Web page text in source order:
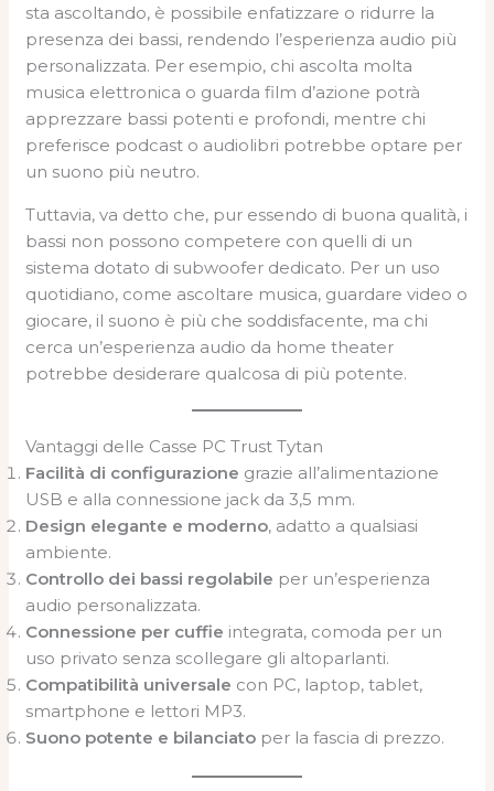
sta ascoltando, è possibile enfatizzare o ridurre la
presenza dei bassi, rendendo l’esperienza audio più
personalizzata. Per esempio, chi ascolta molta
musica elettronica o guarda film d’azione potrà
apprezzare bassi potenti e profondi, mentre chi
preferisce podcast o audiolibri potrebbe optare per
un suono più neutro.
Tuttavia, va detto che, pur essendo di buona qualità, i
bassi non possono competere con quelli di un
sistema dotato di subwoofer dedicato. Per un uso
quotidiano, come ascoltare musica, guardare video o
giocare, il suono è più che soddisfacente, ma chi
cerca un’esperienza audio da home theater
potrebbe desiderare qualcosa di più potente.
Vantaggi delle Casse PC Trust Tytan
Facilità di configurazione grazie all’alimentazione
USB e alla connessione jack da 3,5 mm.
Design elegante e moderno, adatto a qualsiasi
ambiente.
Controllo dei bassi regolabile per un’esperienza
audio personalizzata.
Connessione per cuffie integrata, comoda per un
uso privato senza scollegare gli altoparlanti.
Compatibilità universale con PC, laptop, tablet,
smartphone e lettori MP3.
Suono potente e bilanciato per la fascia di prezzo.